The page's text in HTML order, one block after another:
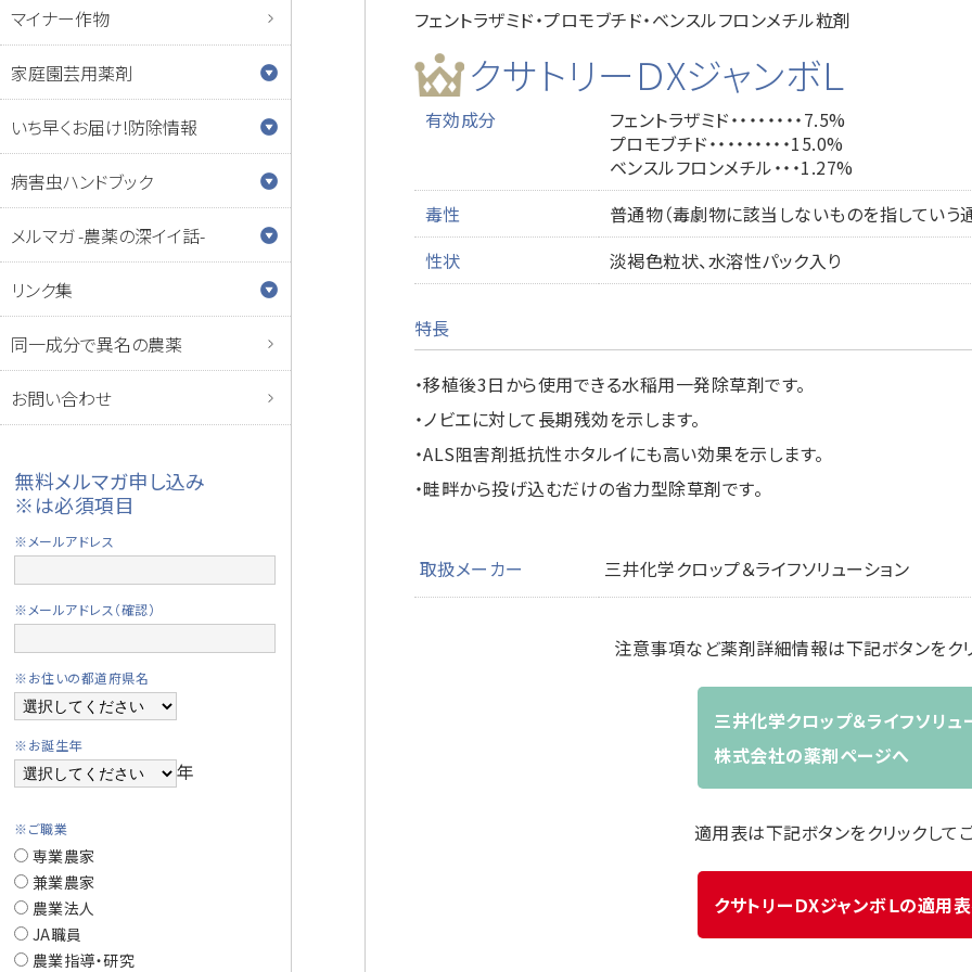
マイナー作物
家庭園芸用薬剤
いち早くお届け!防除情報
病害虫ハンドブック
メルマガ -農薬の深イイ話-
リンク集
同一成分で異名の農薬
お問い合わせ
無料メルマガ申し込み
※は必須項目
※メールアドレス
※メールアドレス（確認）
※お住いの都道府県名
※お誕生年
年
※ご職業
専業農家
兼業農家
農業法人
JA職員
農業指導・研究
フェントラザミド・プロモブチド・ベンスルフロンメチル粒剤
クサトリーＤXジャンボＬ
有効成分
フェントラザミド・・・・・・・・7.5%
プロモブチド・・・・・・・・・15.0%
ベンスルフロンメチル・・・1.27%
毒性
普通物（毒劇物に該当しないものを指していう
性状
淡褐色粒状、水溶性パック入り
特長
・移植後3日から使用できる水稲用一発除草剤です。
・ノビエに対して長期残効を示します。
・ALS阻害剤抵抗性ホタルイにも高い効果を示します。
・畦畔から投げ込むだけの省力型除草剤です。
取扱メーカー 三井化学クロップ＆ライフソリューション
注意事項など薬剤詳細情報は下記ボタンをク
三井化学クロップ＆ライフソリュ
株式会社の薬剤ページへ
適用表は下記ボタンをクリックして
クサトリーＤXジャンボＬの適用